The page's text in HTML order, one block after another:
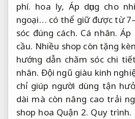
phí. hoa ly, Áp dụng cho
ngoại… có thể giữ được từ
sóc đúng cách. Cá nhân. Áp
cầu. Nhiều shop còn tặng
hướng dẫn chăm sóc chi
nhân. Đội ngũ giàu kinh
chỉ giúp người dùng tận
dài mà còn nâng cao trải
shop hoa Quận 2. Quy trình.